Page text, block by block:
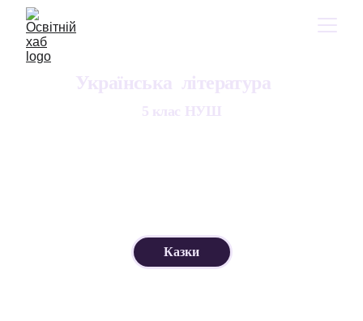
Українська
5 клас НУШ
література
Казки